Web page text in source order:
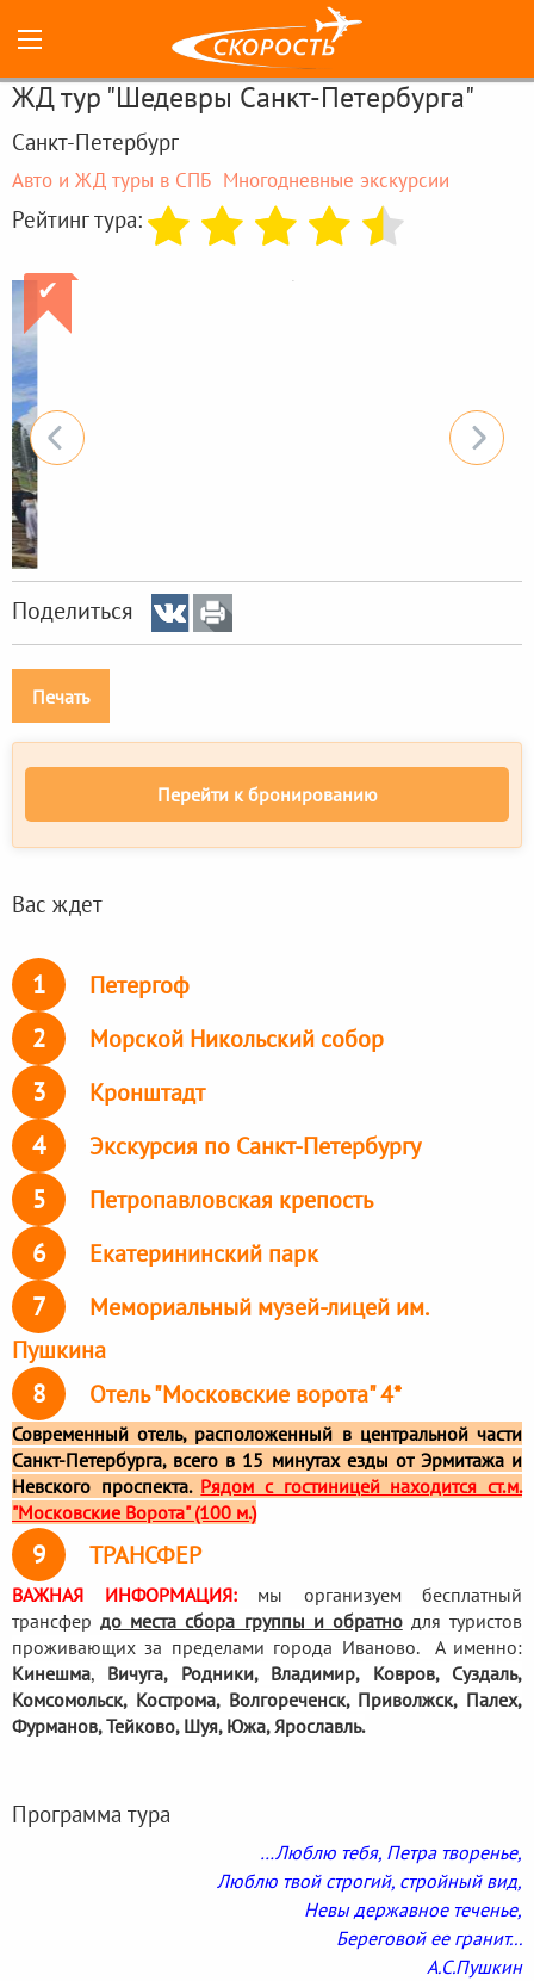
ЖД тур "Шедевры Санкт-Петербурга"
Санкт-Петербург
Авто и ЖД туры в СПБ Многодневные экскурсии
Рейтинг тура:
✔
Поделиться
Печать
Перейти к бронированию
Вас ждет
1 Петергоф
2 Морской Никольский собор
3 Кронштадт
4 Экскурсия по Санкт-Петербургу
5 Петропавловская крепость
6 Екатерининский парк
7
Мемориальный музей-лицей им.
Пушкина
8 Отель "Московские ворота" 4*
Современный отель, расположенный в центральной части
Санкт-Петербурга, всего в 15 минутах езды от Эрмитажа и
Невского проспекта. Рядом с гостиницей находится ст.м.
"Московские Ворота" (100 м.)
9 ТРАНСФЕР
ВАЖНАЯ ИНФОРМАЦИЯ:мы организуем бесплатный
трансфердо места сбора группы и обратнодля туристов
проживающих за пределами города Иваново. А именно:
Кинешма, Вичуга, Родники, Владимир, Ковров, Суздаль,
Комсомольск, Кострома, Волгореченск, Приволжск, Палех,
Фурманов, Тейково, Шуя, Южа, Ярославль.
Программа тура
…Люблю тебя, Петра творенье,
Люблю твой строгий, стройный вид,
Невы державное теченье,
Береговой ее гранит...
А.С.Пушкин